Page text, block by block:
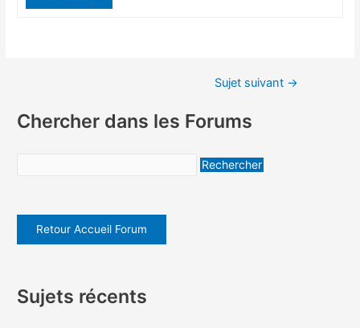
Sujet suivant →
Chercher dans les Forums
Retour Accueil Forum
Sujets récents